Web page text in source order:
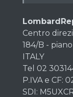
Centro
184/B -
ITALY
Tel 02
P.IVA e CF:
SDI: